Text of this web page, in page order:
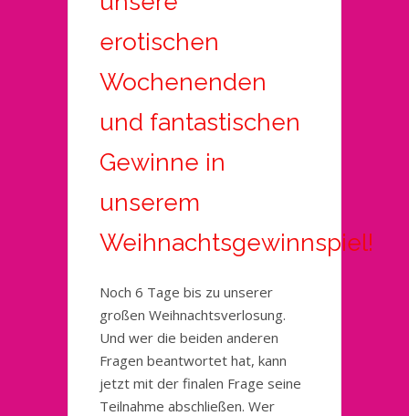
erotischen
Wochenenden
und fantastischen
Gewinne in
unserem
Weihnachtsgewinnspiel!
Noch 6 Tage bis zu unserer
großen Weihnachtsverlosung.
Und wer die beiden anderen
Fragen beantwortet hat, kann
jetzt mit der finalen Frage seine
Teilnahme abschließen. Wer